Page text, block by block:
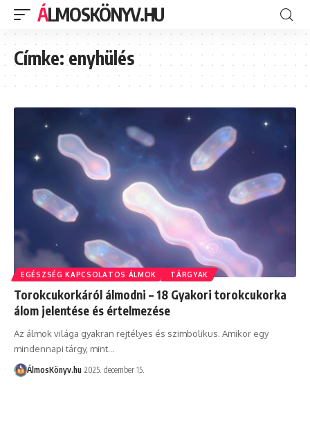
ÁLMOSKÖNYV.HU
Címke:enyhülés
EGÉSZSÉG KAPCSOLATOS ÁLMOK TÁRGYAK
Torokcukorkáról álmodni – 18 Gyakori torokcukorka
álom jelentése és értelmezése
Az álmok világa gyakran rejtélyes és szimbolikus. Amikor egy
mindennapi tárgy, mint…
ÁlmosKönyv.hu 2025. december 15.